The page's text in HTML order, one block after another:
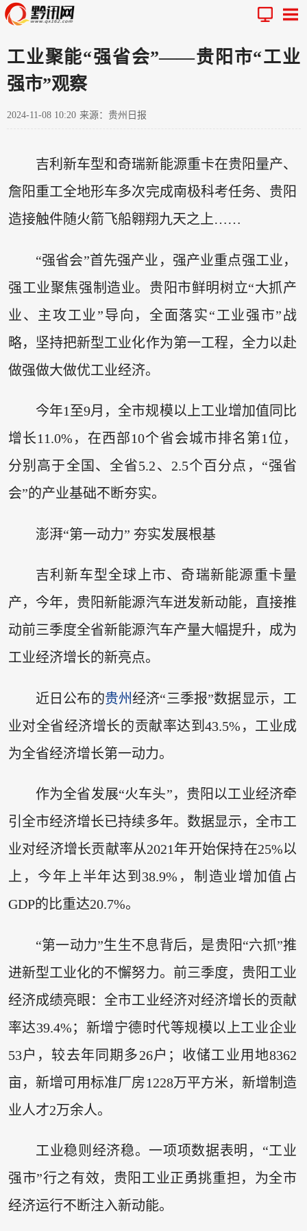
工业聚能“强省会”——贵阳市“工业
强市”观察
2024-11-08 10:20 来源：贵州日报
吉利新车型和奇瑞新能源重卡在贵阳量产、
詹阳重工全地形车多次完成南极科考任务、贵阳
造接触件随火箭飞船翱翔九天之上……
“强省会”首先强产业，强产业重点强工业，
强工业聚焦强制造业。贵阳市鲜明树立“大抓产
业、主攻工业”导向，全面落实“工业强市”战
略，坚持把新型工业化作为第一工程，全力以赴
做强做大做优工业经济。
今年1至9月，全市规模以上工业增加值同比
增长11.0%，在西部10个省会城市排名第1位，
分别高于全国、全省5.2、2.5个百分点，“强省
会”的产业基础不断夯实。
澎湃“第一动力” 夯实发展根基
吉利新车型全球上市、奇瑞新能源重卡量
产，今年，贵阳新能源汽车迸发新动能，直接推
动前三季度全省新能源汽车产量大幅提升，成为
工业经济增长的新亮点。
近日公布的贵州经济“三季报”数据显示，工
业对全省经济增长的贡献率达到43.5%，工业成
为全省经济增长第一动力。
作为全省发展“火车头”，贵阳以工业经济牵
引全市经济增长已持续多年。数据显示，全市工
业对经济增长贡献率从2021年开始保持在25%以
上，今年上半年达到38.9%，制造业增加值占
GDP的比重达20.7%。
“第一动力”生生不息背后，是贵阳“六抓”推
进新型工业化的不懈努力。前三季度，贵阳工业
经济成绩亮眼：全市工业经济对经济增长的贡献
率达39.4%；新增宁德时代等规模以上工业企业
53户，较去年同期多26户；收储工业用地8362
亩，新增可用标准厂房1228万平方米，新增制造
业人才2万余人。
工业稳则经济稳。一项项数据表明，“工业
强市”行之有效，贵阳工业正勇挑重担，为全市
经济运行不断注入新动能。